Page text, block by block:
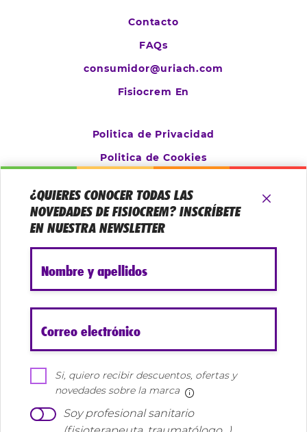
¿QUIERES CONOCER TODAS LAS
NOVEDADES DE FISIOCREM? INSCRÍBETE
EN NUESTRA NEWSLETTER
Nombre y apellidos
Correo electrónico
Si, quiero recibir descuentos, ofertas y
novedades sobre la marca
Soy profesional sanitario
Contacto
FAQs
consumidor@uriach.com
Fisiocrem En
Politica de Privacidad
Politica de Cookies
Configurar cookies
©Fisiocrem.es es una web de Uriach. Todos los derechos